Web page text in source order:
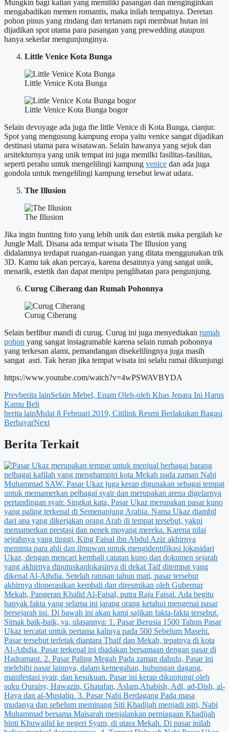
Mungkin bagi kalian yang memiliki pasangan dan menginginkan
mengabadikan memen romantis, maka inilah tempatnya. Deretan
pohon pinus yang rindang dan tertanam rapi membuat hutan ini
dijadikan spot utama para pasangan yang prewedding ataupun
hanya sekedar mengunjunginya.
Little Venice Kota Bunga
Little Venice Kota Bunga
Little Venice Kota Bunga bogor
Selain devoyage ada juga the little Venice di Kota Bunga, cianjur.
Spot yang mengusung kampung eropa yaitu venice sangat dijadikan
destinasi utama para wisatawan. Selain hawanya yang sejuk dan
arsitekturnya yang unik tempat ini juga memilki fasilitas-fasilitas,
seperti perahu untuk mengelilingi kampung venice dan ada juga
gondola untuk mengelilingi kampung tersebut lewat udara.
The Illusion
The Illusion
Jika ingin hunting foto yang lebih unik dan estetik maka pergilah ke
Jungle Mall. Disana ada tempat wisata The Illusion yang
didalamnya terdapat ruangan-ruangan yang ditata menggunakan trik
3D. Kamu tak akan percaya, karena desainnya yang sangat unik,
menarik, estetik dan dapat menipu penglihatan para pengunjung.
Curug Ciherang dan Rumah Pohonnya
Curug Ciherang
Selain berlibur mandi di curug. Curug ini juga menyediakan rumah
pohon yang sangat instagramable karena selain rumah pohonnya
yang terkesan alami, pemandangan disekelilingnya juga masih
sangat asri. Tak heran jika tempat wisata ini selalu ramai dikunjungi
https://www.youtube.com/watch?v=4wPSWAVBYDA
Prevberita lainSelain Mebel, Enam Oleh-oleh Khas Jepara Ini Harus
Kamu Beli
berita lainMulai 8 Februari 2019, Citilink Resmi Berlakukan Bagasi
BerbayarNext
Berita Terkait